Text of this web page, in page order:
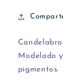
Modelado
pigmentos.